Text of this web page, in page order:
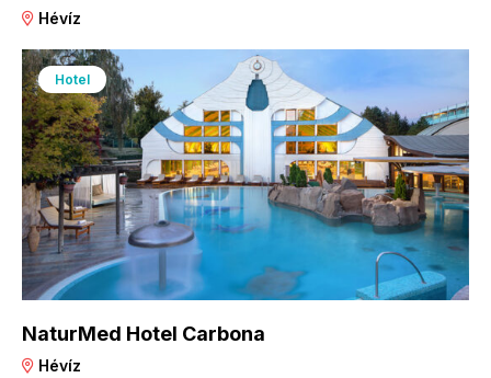
Hévíz
Hotel
NaturMed Hotel Carbona
Hévíz